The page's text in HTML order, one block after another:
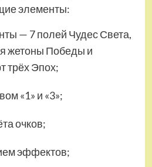
элементы:
— 7 полей Чудес Света,
жетоны Победы и
трёх Эпох;
«1» и «3»;
очков;
эффектов;